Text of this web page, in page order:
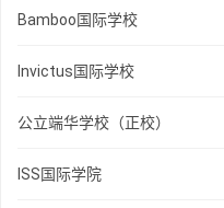
Bamboo国际学校
Invictus国际学校
公立端华学校（正校）
ISS国际学院